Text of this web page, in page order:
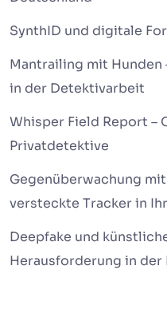
SynthID und digitale
Mantrailing mit Hunden
in der Detektivarbeit
Whisper Field Report
Privatdetektive
Gegenüberwachung
versteckte Tracker in
Deepfake und
Herausforderung in